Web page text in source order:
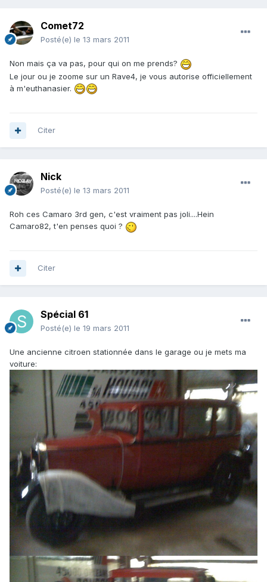
Comet72
Posté(e) le 13 mars 2011
Non mais ça va pas, pour qui on me prends?
Le jour ou je zoome sur un Rave4, je vous autorise officiellement
à m'euthanasier.
Citer
Nick
Posté(e) le 13 mars 2011
Roh ces Camaro 3rd gen, c'est vraiment pas joli....Hein
Camaro82, t'en penses quoi ?
Citer
Spécial 61
Posté(e) le 19 mars 2011
Une ancienne citroen stationnée dans le garage ou je mets ma
voiture: